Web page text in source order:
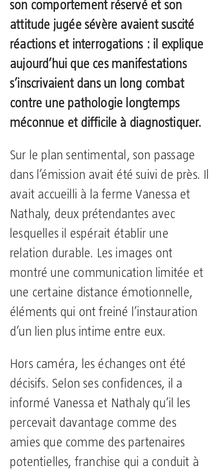
son comportement réservé et son
attitude jugée sévère avaient suscité
réactions et interrogations : il explique
aujourd’hui que ces manifestations
s’inscrivaient dans un long combat
contre une pathologie longtemps
méconnue et difficile à diagnostiquer.
Sur le plan sentimental, son passage
dans l’émission avait été suivi de près. Il
avait accueilli à la ferme Vanessa et
Nathaly, deux prétendantes avec
lesquelles il espérait établir une
relation durable. Les images ont
montré une communication limitée et
une certaine distance émotionnelle,
éléments qui ont freiné l’instauration
d’un lien plus intime entre eux.
Hors caméra, les échanges ont été
décisifs. Selon ses confidences, il a
informé Vanessa et Nathaly qu’il les
percevait davantage comme des
amies que comme des partenaires
potentielles, franchise qui a conduit à